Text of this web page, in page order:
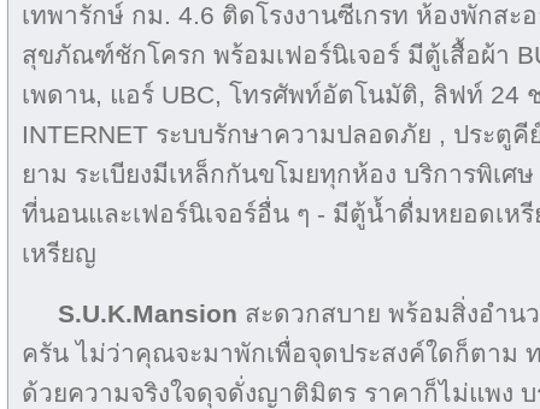
เทพารักษ์ กม. 4.6 ติดโรงงานซีเกรท ห้องพักสะ
สุขภัณฑ์ชักโครก พร้อมเฟอร์นิเจอร์ มีตู้เสื้อผ้า
เพดาน, แอร์ UBC, โทรศัพท์อัตโนมัติ, ลิฟท์ 24
INTERNET ระบบรักษาความปลอดภัย , ประตูคี
ยาม ระเบียงมีเหล็กกันขโมยทุกห้อง บริการพิเศษ
ที่นอนและเฟอร์นิเจอร์อื่น ๆ - มีตู้น้ำดื่มหยอดเห
เหรียญ
S.U.K.Mansion สะดวกสบาย พร้อมสิ่งอำน
ครัน ไม่ว่าคุณจะมาพักเพื่อจุดประสงค์ใดก็ตาม
ด้วยความจริงใจดุจดั่งญาติมิตร ราคาก็ไม่แพง